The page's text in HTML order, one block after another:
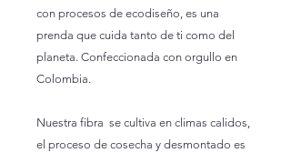
con procesos de ecodiseño, es una
prenda que cuida tanto de ti como del
planeta. Confeccionada con orgullo en
Colombia.
Nuestra fibra se cultiva en climas calidos,
el proceso de cosecha y desmontado es